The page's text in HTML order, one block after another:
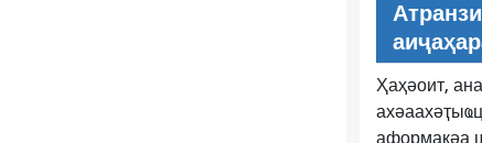
Ҳаҳәоит,
аформақәа